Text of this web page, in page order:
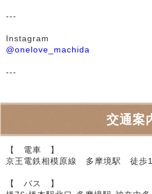
---
Instagram
@onelove_machida
---
交通案
【 電車 】
京王電鉄相模原線 多摩境駅 徒
【 バス 】